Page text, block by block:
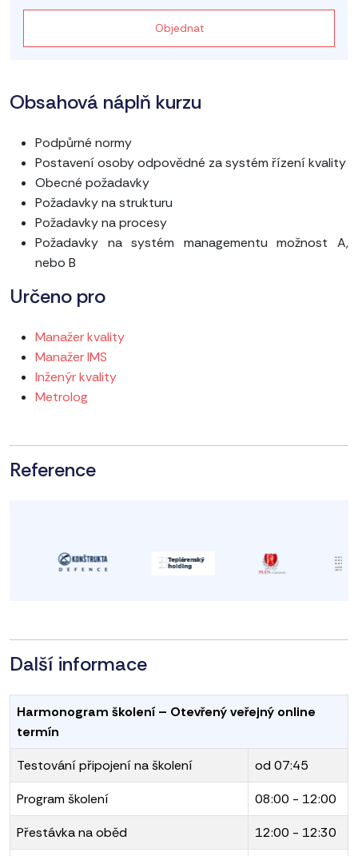
Objednat
Obsahová náplň kurzu
Podpůrné normy
Postavení osoby odpovědné za systém řízení kvality
Obecné požadavky
Požadavky na strukturu
Požadavky na procesy
Požadavky na systém managementu možnost A,
nebo B
Určeno pro
Manažer kvality
Manažer IMS
Inženýr kvality
Metrolog
Reference
Další informace
Harmonogram školení – Otevřený veřejný online
termín
Testování připojení na školení
od 07:45
Program školení
08:00 - 12:00
Přestávka na oběd
12:00 - 12:30